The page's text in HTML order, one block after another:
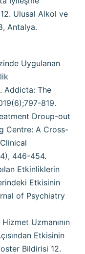
Ulusal Alkol ve
Antalya.
Uygulanan
Addicta: The
819.
Droup-out
Centre: A Cross-
446-454.
Etkinliklerin
Etkisinin
of Psychiatry
Uzmanının
Etkisinin
Bildirisi 12.